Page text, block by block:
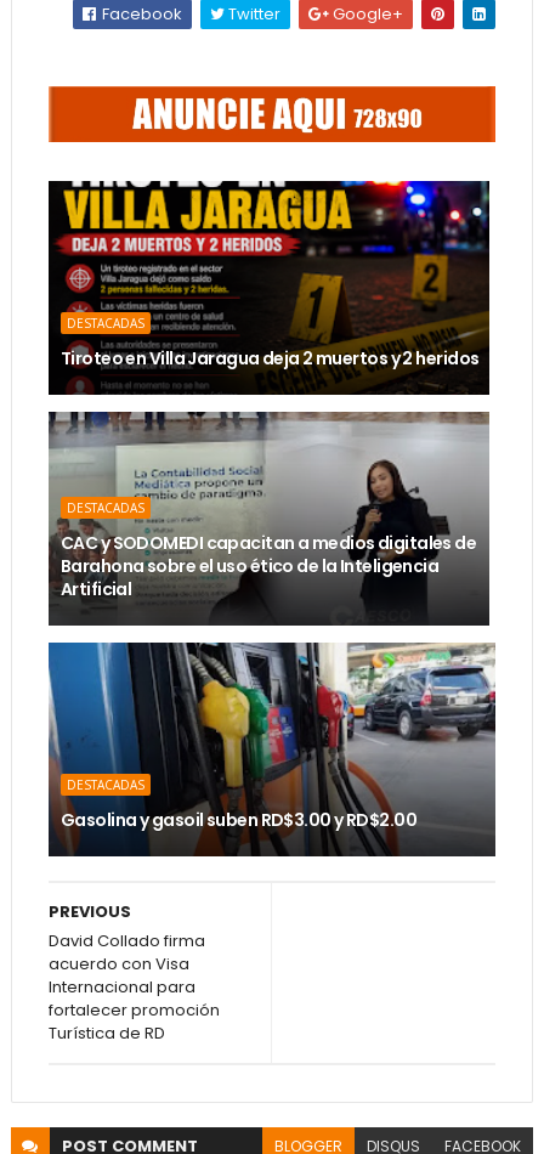
Facebook
Twitter Google+
DESTACADAS
Tiroteo en Villa Jaragua deja 2 muertos y 2 heridos
DESTACADAS
CAC y SODOMEDI capacitan a medios digitales de
Barahona sobre el uso ético de la Inteligencia
Artificial
DESTACADAS
Gasolina y gasoil suben RD$3.00 y RD$2.00
PREVIOUS
David Collado firma
acuerdo con Visa
Internacional para
fortalecer promoción
Turística de RD
POST COMMENT BLOGGER DISQUS FACEBOOK